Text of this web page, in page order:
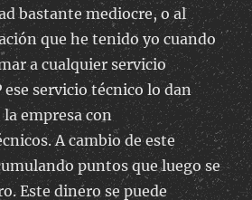
bastante mediocre, o al
que he tenido yo cuando
a cualquier servicio
ese servicio técnico lo dan
empresa con
A cambio de este
puntos que luego se
Este dinero se puede